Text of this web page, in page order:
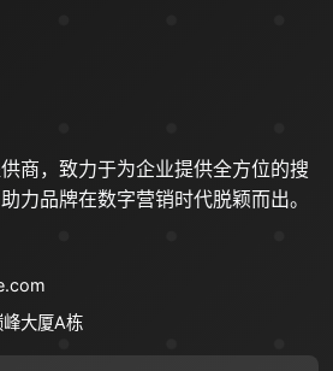
商，致力于为企业提供全方位的搜
力品牌在数字营销时代脱颖而出。
大厦A栋